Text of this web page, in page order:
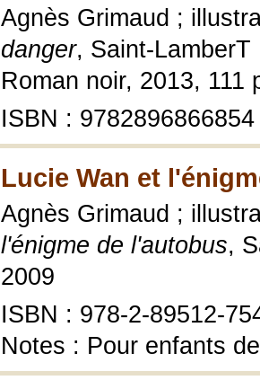
Agnès Grimaud ;
danger, Saint-
Roman noir, 2013,
ISBN : 9782896866854
Lucie Wan et
Agnès Grimaud ;
l'énigme de l'autobus,
2009
ISBN : 978-2-89512-
Notes : Pour enfants